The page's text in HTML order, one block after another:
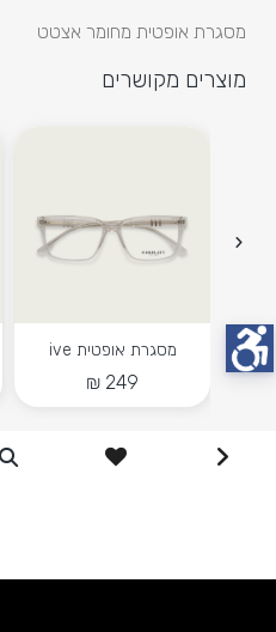
מסגרת אופטית מחומר אצטט
מוצרים מקושרים
מסגרת אופטית ive